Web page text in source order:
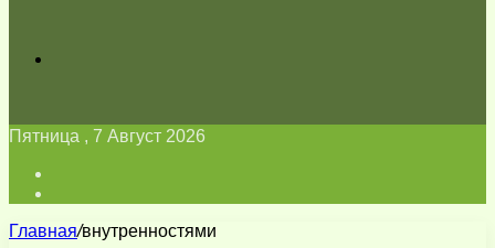
Пятница , 7 Август 2026
Главная/внутренностями